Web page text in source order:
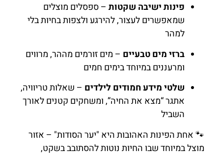
פינות ישיבה שקטות – ספסלים מוצלים
שמאפשרים לעצור, להירגע ולצפות בחיות בלי
למהר
ברזי מים טבעיים – מים זורמים מההר, מרווים
ומרעננים במיוחד בימים חמים
שלטי מידע חמודים לילדים – שאלות טריוויה,
אתגר “מצא את החיה”, ומשחקים קטנים לאורך
השביל
🐾 אחת הפינות האהובות היא "יער הסודות" – אזור
מוצל במיוחד שבו החיות נוטות להסתובב בשקט,